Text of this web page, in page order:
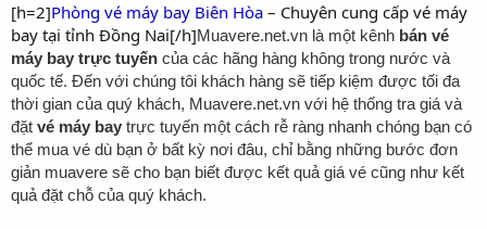
r
[h=2]Phòng vé máy bay Biên Hòa – Chuyên cung cấp vé máy
bay tại tỉnh Đồng Nai[/h]Muavere.net.vn là một kênh bán vé
máy bay trực tuyến của các hãng hàng không trong nước và
quốc tế. Đến với chúng tôi khách hàng sẽ tiếp kiệm được tối đa
thời gian của quý khách, Muavere.net.vn với hệ thống tra giá và
đặt vé máy bay trực tuyến một cách rễ ràng nhanh chóng bạn có
thể mua vé dù bạn ở bất kỳ nơi đâu, chỉ bằng những bước đơn
giản muavere sẽ cho bạn biết được kết quả giá vé cũng như kết
quả đặt chỗ của quý khách.